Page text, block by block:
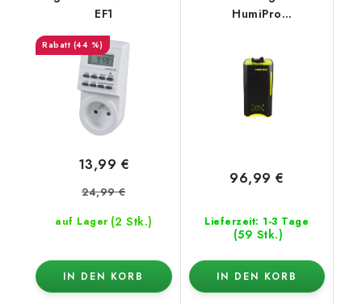
EF1
(44 %)
auf Lager (2 Stk.)
13,99 €
24,99 €
IN DEN KORB
HumiPro
Lieferzeit: 1-3 Tage
(59 Stk.)
96,99 €
IN DEN KORB